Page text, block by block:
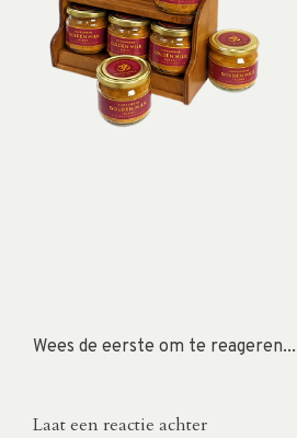
Wees de eerste om te reageren...
Laat een reactie achter